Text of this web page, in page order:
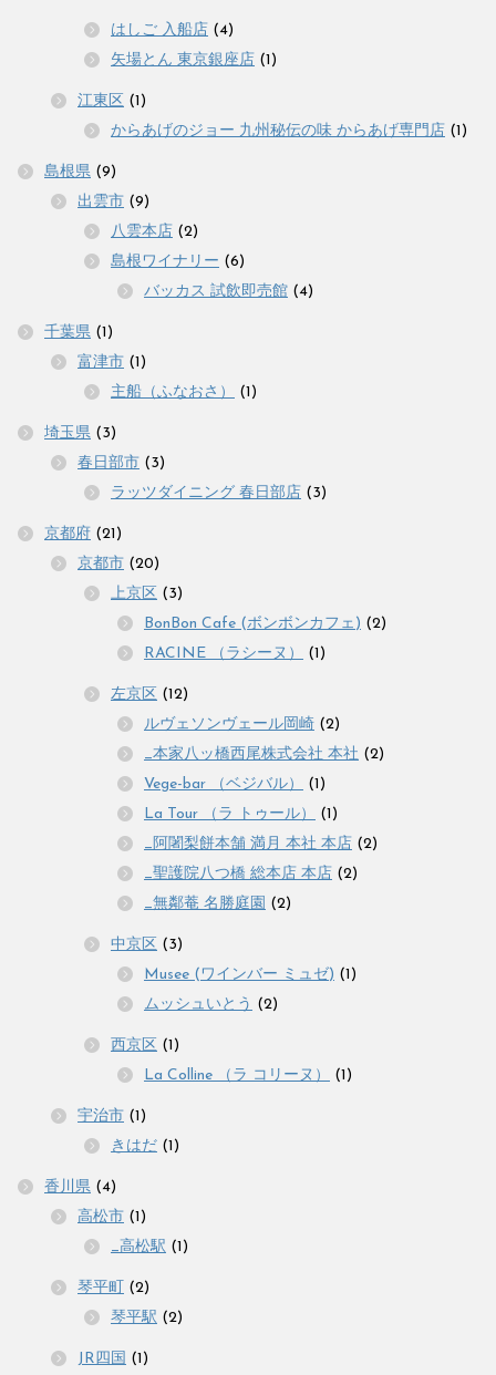
はしご 入船店 (4)
矢場とん 東京銀座店 (1)
江東区 (1)
からあげのジョー 九州秘伝の味 からあげ専門店 (1)
島根県 (9)
出雲市 (9)
八雲本店 (2)
島根ワイナリー (6)
バッカス 試飲即売館 (4)
千葉県 (1)
富津市 (1)
主船（ふなおさ）
(1)
埼玉県 (3)
春日部市 (3)
ラッツダイニング 春日部店 (3)
京都府 (21)
京都市 (20)
上京区 (3)
BonBon Cafe (ボンボンカフェ) (2)
RACINE （ラシーヌ）
(1)
左京区 (12)
ルヴェソンヴェール岡崎 (2)
_本家八ッ橋西尾株式会社 本社 (2)
Vege-bar （ベジバル）
(1)
La Tour （ラ トゥール）
(1)
_阿闍梨餅本舗 満月 本社 本店 (2)
_聖護院八つ橋 総本店 本店 (2)
_無鄰菴 名勝庭園 (2)
中京区 (3)
Musee (ワインバー ミュゼ) (1)
ムッシュいとう (2)
西京区 (1)
La Colline （ラ コリーヌ）
(1)
宇治市 (1)
きはだ (1)
香川県 (4)
高松市 (1)
_高松駅 (1)
琴平町 (2)
琴平駅 (2)
JR四国 (1)